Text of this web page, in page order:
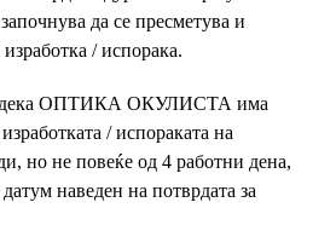
да се пресметува и
/ испорака.
дека ОПТИКА ОКУЛИСТА има
/ испораката на
но не повеќе од 4 работни дена,
наведен на потврдата за